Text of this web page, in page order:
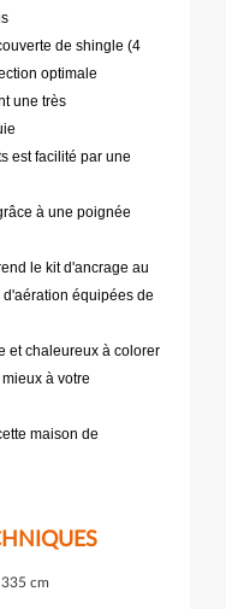
de shingle (4
optimale
une très
est facilité par une
à une poignée
le kit d'ancrage au
équipées de
et chaleureux à colorer
à votre
maison de
cm